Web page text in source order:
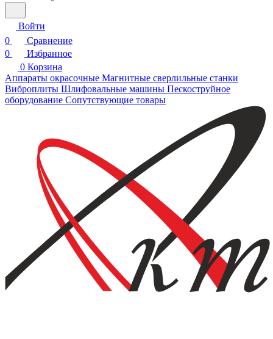
Войти
0
Сравнение
0
Избранное
0 Корзина
Аппараты окрасочные Магнитные сверлильные станки
Виброплиты Шлифовальные машины Пескоструйное
оборудование Сопутствующие товары